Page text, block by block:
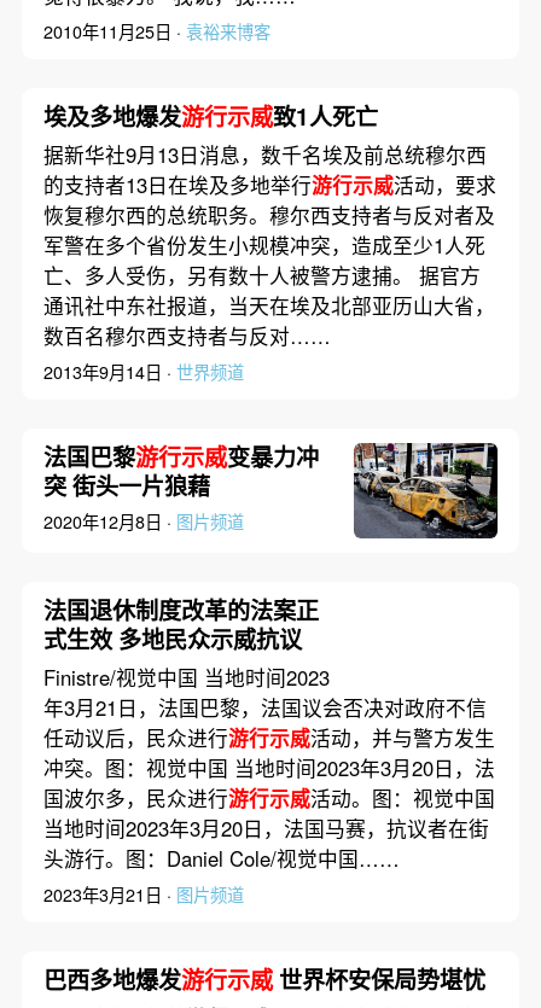
2010年11月25日 · 袁裕来博客
埃及多地爆发游行示威致1人死亡
据新华社9月13日消息，数千名埃及前总统穆尔西
的支持者13日在埃及多地举行游行示威活动，要求
恢复穆尔西的总统职务。穆尔西支持者与反对者及
军警在多个省份发生小规模冲突，造成至少1人死
亡、多人受伤，另有数十人被警方逮捕。 据官方
通讯社中东社报道，当天在埃及北部亚历山大省，
数百名穆尔西支持者与反对……
2013年9月14日 · 世界频道
法国巴黎游行示威变暴力冲
突 街头一片狼藉
2020年12月8日 · 图片频道
法国退休制度改革的法案正
式生效 多地民众示威抗议
Finistre/视觉中国 当地时间2023
年3月21日，法国巴黎，法国议会否决对政府不信
任动议后，民众进行游行示威活动，并与警方发生
冲突。图：视觉中国 当地时间2023年3月20日，法
国波尔多，民众进行游行示威活动。图：视觉中国
当地时间2023年3月20日，法国马赛，抗议者在街
头游行。图：Daniel Cole/视觉中国……
2023年3月21日 · 图片频道
巴西多地爆发游行示威世界杯安保局势堪忧